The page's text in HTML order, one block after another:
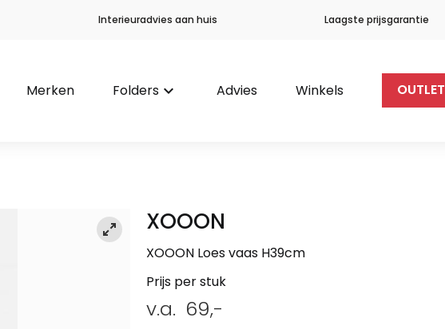
Interieuradvies aan huis Laagste prijsgarantie
Merken Folders keyboard_arrow_down Advies Winkels OUTLET
XOOON
XOOON Loes vaas H39cm
Prijs per stuk
v.a. 69,-